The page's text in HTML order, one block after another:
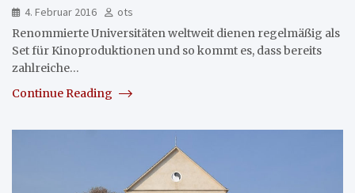
4. Februar 2016
ots
Renommierte Universitäten weltweit dienen regelmäßig als
Set für Kinoproduktionen und so kommt es, dass bereits
zahlreiche…
Continue Reading